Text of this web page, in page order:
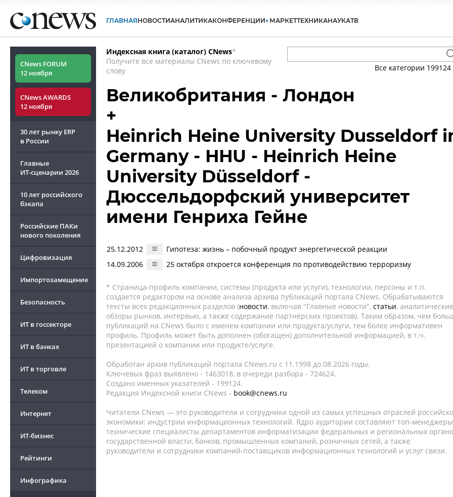
ГЛАВНАЯНОВОСТИАНАЛИТИКАКОНФЕРЕНЦИИ МАРКЕТТЕХНИКАНАУКАТВ
CNews FORUM
12 ноября
CNews AWARDS
12 ноября
30 лет рынку ERP
в России
Главные
ИТ-сценарии 2026
10 лет российского
бэкапа
Российские ПАКи
нового поколения
Цифровизация
Импортозамещение
Безопасность
ИТ в госсекторе
ИТ в банках
ИТ в торговле
Телеком
Интернет
ИТ-бизнес
Рейтинги
Инфографика
Индексная книга (каталог) CNews*
Получите все материалы CNews по ключевому
слову
Все категории 199124
Великобритания - Лондон
+
Heinrich Heine University Dusseldorf
Germany - HHU - Heinrich Heine
University Düsseldorf -
Дюссельдорфский университет
имени Генриха Гейне
25.12.2012
Гипотеза: жизнь – побочный продукт энергетической реакции
14.09.2006
25 октября откроется конференция по противодействию терроризму
* Страница-профиль компании, системы (продукта или услуги), технологии, персоны и т.п.
создается редактором на основе анализа архива публикаций портала CNews. Обрабатываются
тексты всех редакционных разделов (новости, включая "Главные новости", статьи, аналитические
обзоры рынков, интервью, а также содержание партнёрских проектов). Таким образом, чем
публикаций на CNews было с именем компании или продукта/услуги, тем более информативен
профиль. Профиль может быть дополнен (обогащен) дополнительной информацией, в т.ч.
презентацией о компании или продукте/услуге.
Обработан архив публикаций портала CNews.ru c 11.1998 до 08.2026 годы.
Ключевых фраз выявлено - 1463018, в очереди разбора - 724624.
Создано именных указателей - 199124.
Редакция Индексной книги CNews - book@cnews.ru
Читатели CNews — это руководители и сотрудники одной из самых успешных отраслей
экономики: индустрии информационных технологий. Ядро аудитории составляют топ-
технические специалисты департаментов информатизации федеральных и региональных
государственной власти, банков, промышленных компаний, розничных сетей, а также
руководители и сотрудники компаний-поставщиков информационных технологий и услуг связи.